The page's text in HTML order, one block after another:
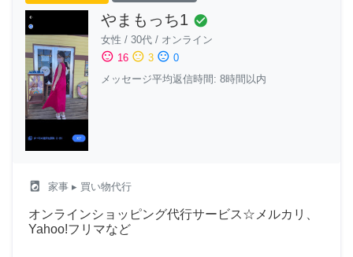
やまもっち1 check_circle
女性 / 30代 / オンライン
sentiment_satisfied 16 sentiment_neutral 3 sentiment_dissatisfied 0
メッセージ平均返信時間: 8時間以内
local_laundry_service 家事 ▸ 買い物代行
オンラインショッピング代行サービス☆メルカリ、
Yahoo!フリマなど